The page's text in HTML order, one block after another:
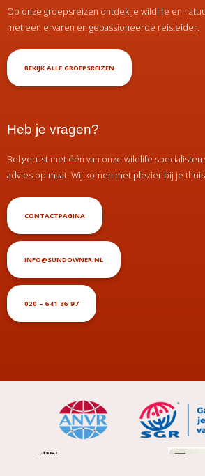
Op onze groepsreizen ontdek je wildlife en
met een ervaren en gepassioneerde reisleider.
BEKIJK ALLE GROEPSREIZEN
Heb je vragen?
Bel gerust met één van onze wildlife
advies op maat. Wij komen met plezier bij je
CONTACTPAGINA
INFO@SUNDOWNER.NL
020 – 641 86 97